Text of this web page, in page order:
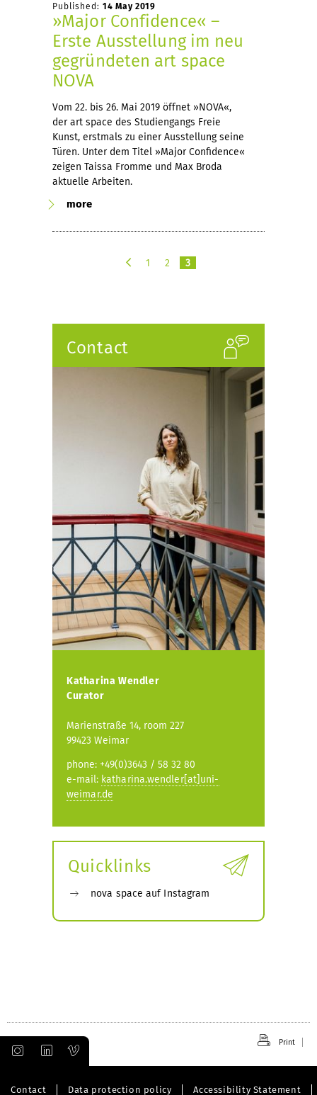
Published: 14 May 2019
»Major Confidence« –
Erste Ausstellung im neu
gegründeten art space
NOVA
Vom 22. bis 26. Mai 2019 öffnet »NOVA«,
der art space des Studiengangs Freie
Kunst, erstmals zu einer Ausstellung seine
Türen. Unter dem Titel »Major Confidence«
zeigen Taissa Fromme und Max Broda
aktuelle Arbeiten.
more
1 2 3
Contact
Katharina Wendler
Curator
Marienstraße 14, room 227
99423 Weimar
phone: +49(0)3643 / 58 32 80
e-mail: katharina.wendler[at]uni-
weimar.de
Quicklinks
nova space auf Instagram
Print
Contact Data protection policy Accessibility Statement